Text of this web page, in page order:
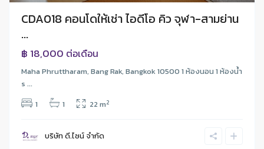
CDA018 คอนโดให้เช่า ไอดีโอ คิว จุฬา-สามย่าน
...
฿ 18,000 ต่อเดือน
Maha Phruttharam, Bang Rak, Bangkok 10500 1 ห้องนอน 1 ห้องนํ้า
s ...
1
1 22 m2
บริษัท ดี.ไซน์ จํากัด